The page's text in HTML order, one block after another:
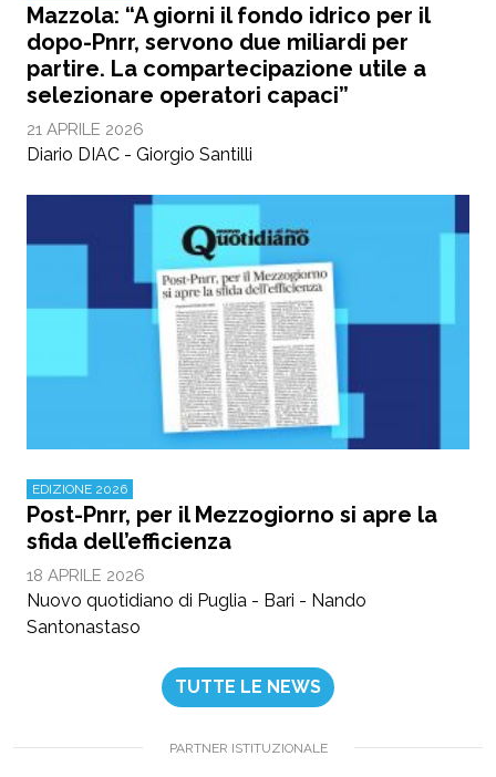
Mazzola: “A giorni il fondo idrico per il
dopo-Pnrr, servono due miliardi per
partire. La compartecipazione utile a
selezionare operatori capaci”
21 APRILE 2026
Diario DIAC - Giorgio Santilli
EDIZIONE 2026
Post-Pnrr, per il Mezzogiorno si apre la
sfida dell’efficienza
18 APRILE 2026
Nuovo quotidiano di Puglia - Bari - Nando
Santonastaso
TUTTE LE NEWS
PARTNER ISTITUZIONALE